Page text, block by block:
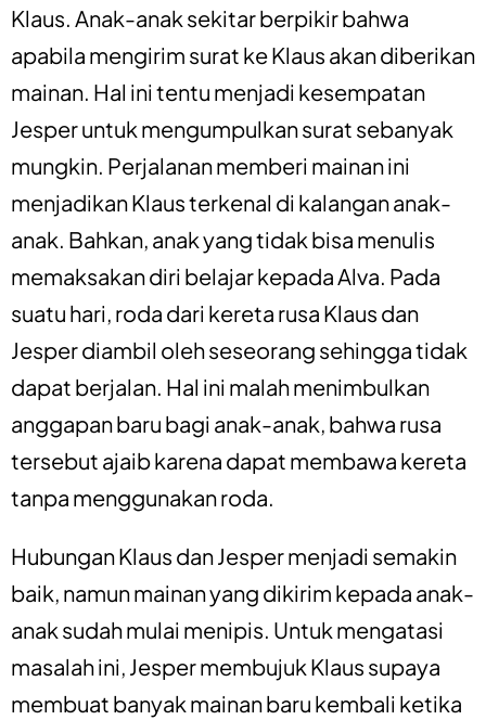
Klaus. Anak-anak sekitar berpikir bahwa
apabila mengirim surat ke Klaus akan diberikan
mainan. Hal ini tentu menjadi kesempatan
Jesper untuk mengumpulkan surat sebanyak
mungkin. Perjalanan memberi mainan ini
menjadikan Klaus terkenal di kalangan anak-
anak. Bahkan, anak yang tidak bisa menulis
memaksakan diri belajar kepada Alva. Pada
suatu hari, roda dari kereta rusa Klaus dan
Jesper diambil oleh seseorang sehingga tidak
dapat berjalan. Hal ini malah menimbulkan
anggapan baru bagi anak-anak, bahwa rusa
tersebut ajaib karena dapat membawa kereta
tanpa menggunakan roda.
Hubungan Klaus dan Jesper menjadi semakin
baik, namun mainan yang dikirim kepada anak-
anak sudah mulai menipis. Untuk mengatasi
masalah ini, Jesper membujuk Klaus supaya
membuat banyak mainan baru kembali ketika